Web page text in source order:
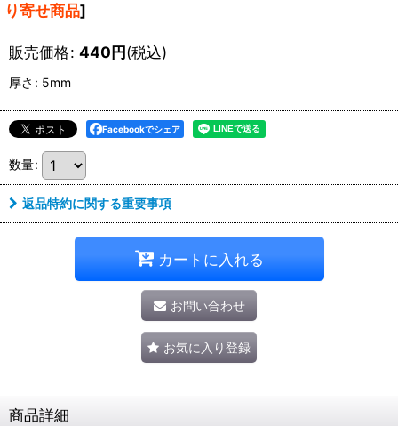
り寄せ商品]
販売価格: 440円(税込)
厚さ : 5mm
Facebookでシェア
数量:
返品特約に関する重要事項
カートに入れる
お問い合わせ
お気に入り登録
商品詳細